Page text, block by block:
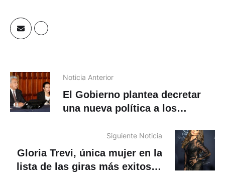
Noticia Anterior
El Gobierno plantea decretar
subsidios
Siguiente Noticia
Gloria Trevi, única mujer en la